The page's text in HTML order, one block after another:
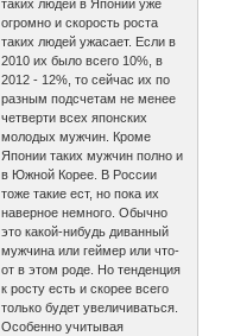
таких людей в Японии уже
огромно и скорость роста
таких людей ужасает. Если в
2010 их было всего 10%, в
2012 - 12%, то сейчас их по
разным подсчетам не менее
четверти всех японских
молодых мужчин. Кроме
Японии таких мужчин полно и
в Южной Корее. В России
тоже такие ест, но пока их
наверное немного. Обычно
это какой-нибудь диванный
мужчина или геймер или что-
от в этом роде. Но тенденция
к росту есть и скорее всего
только будет увеличиваться.
Особенно учитывая